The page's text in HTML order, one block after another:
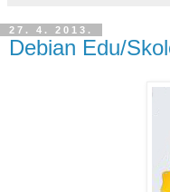
27. 4. 2013.
Debian Edu/